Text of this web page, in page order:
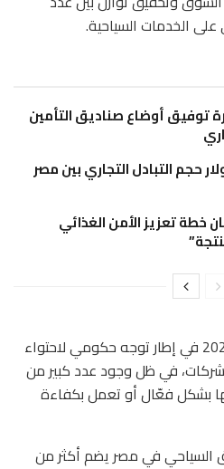
الخدمات السياحية.
توفيق أوضاع صناديق التأمين
9.68 مليار دولار حجم التبادل التجاري بين مصر
خطة تعزيز الأمن الغذائي
ويأتي القرار رقم 246 لسنة 2026 في إطار توجه حكومي لاحتواء
في ظل وجود عدد كبير من
بشكل فعّال أو تعمل بكفاءة
السياحي في مصر يضم أكثر من